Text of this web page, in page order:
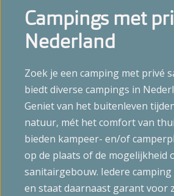
Cnossen Leekstermeer
De Kuilart
Gelderland
Haeghehorst
Zandhegge
't
Campings met
Nederland
Zoek je een camping met privé
biedt diverse campings in
Geniet van het buitenleven
natuur, mét het comfort van
bieden kampeer- en/of
op de plaats of de mogelijkheid
sanitairgebouw. Iedere
en staat daarnaast garant voor